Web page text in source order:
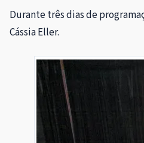
Durante três dias de
Cássia Eller.